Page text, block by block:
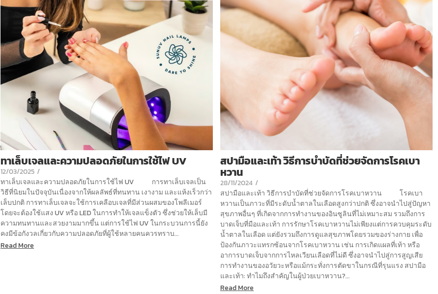
ทาเล็บเจลและความปลอดภัยในการใช้ไฟ UV
12/03/2025 /
ทาเล็บเจลและความปลอดภัยในการใช้ไฟ UV การทาเล็บเจลเป็น
วิธีที่นิยมในปัจจุบันเนื่องจากให้ผลลัพธ์ที่ทนทาน เงางาม และแห้งเร็วกว่า
เล็บปกติ การทาเล็บเจลจะใช้การเคลือบเจลที่มีส่วนผสมของโพลีเมอร์
โดยจะต้องใช้แสง UV หรือ LED ในการทำให้เจลแข็งตัว ซึ่งช่วยให้เล็บมี
ความทนทานและสวยงามมากขึ้น แต่การใช้ไฟ UV ในกระบวนการนี้ยัง
คงมีข้อกังวลเกี่ยวกับความปลอดภัยที่ผู้ใช้หลายคนควรทราบ...
Read More
สปามือและเท้า วิธีการบำบัดที่ช่วยจัดการโรคเบา
หวาน
28/11/2024 /
สปามือและเท้า วิธีการบำบัดที่ช่วยจัดการโรคเบาหวาน โรคเบา
หวานเป็นภาวะที่มีระดับน้ำตาลในเลือดสูงกว่าปกติ ซึ่งอาจนำไปสู่ปัญหา
สุขภาพอื่นๆ ที่เกิดจากการทำงานของอินซูลินที่ไม่เหมาะสม รวมถึงการ
บาดเจ็บที่มือและเท้า การรักษาโรคเบาหวานไม่เพียงแต่การควบคุมระดับ
น้ำตาลในเลือด แต่ยังรวมถึงการดูแลสุขภาพโดยรวมของร่างกาย เพื่อ
ป้องกันภาวะแทรกซ้อนจากโรคเบาหวาน เช่น การเกิดแผลที่เท้า หรือ
อาการบาดเจ็บจากการไหลเวียนเลือดที่ไม่ดี ซึ่งอาจนำไปสู่การสูญเสีย
การทำงานของอวัยวะหรือแม้กระทั่งการตัดขาในกรณีที่รุนแรง สปามือ
และเท้า: ทำไมถึงสำคัญในผู้ป่วยเบาหวาน?...
Read More